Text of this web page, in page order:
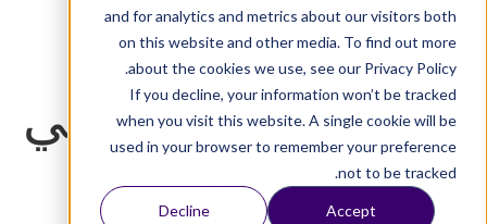
and for analytics and metrics about our visitors both
on this website and other media. To find out more
about the cookies we use, see our Privacy Policy.
If you decline, your information won’t be tracked
when you visit this website. A single cookie will be
used in your browser to remember your preference
not to be tracked.
Accept
Decline
أشياء رائعة تلوح في
الأفق